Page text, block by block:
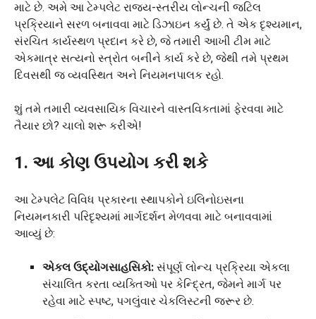
માટે છે. અમે આ ટેમ્પલેટ રાજ્ય-સ્તરીય લોન્ચની જટિલ
પ્રક્રિયાને સરળ બનાવવા માટે ડિઝાઇન કર્યું છે. તે એક દૃશ્યમાન,
સંરચિત કાર્યસ્થળ પ્રદાન કરે છે, જે તમારી આખી ટીમ માટે
એકમાત્ર સત્યનો સ્ત્રોત બનીને કાર્ય કરે છે, જેથી તમે પ્રથમ
દિવસથી જ વ્યવસ્થિત અને નિયમનપાલક રહો.
શું તમે તમારી વ્યવસાયિક વિચારને વાસ્તવિકતામાં ફેરવવા માટે
તૈયાર છો? ચાલો શરૂ કરીએ!
1. આ કોણ ઉપયોગ કરી શકે
આ ટેમ્પલેટ વિવિધ પ્રકારના સ્થાપકોને ઇલિનોઇસના
નિયમનકારી પરિદૃશ્યમાં માર્ગદર્શન મેળવવા માટે બનાવવામાં
આવ્યું છે:
એકલ ઉદ્યોગસાહસિકો: સંપૂર્ણ લોન્ચ પ્રક્રિયા એકલા
સંચાલિત કરતા વ્યક્તિઓ પર કેન્દ્રિત, જેમને માર્ગ પર
રહેવા માટે સ્પષ્ટ, પગલુંવાર ચેકલિસ્ટની જરૂર છે.